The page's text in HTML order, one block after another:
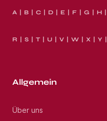
A B C D E F G H
R S T U V W X Y
Allgemein
Über uns